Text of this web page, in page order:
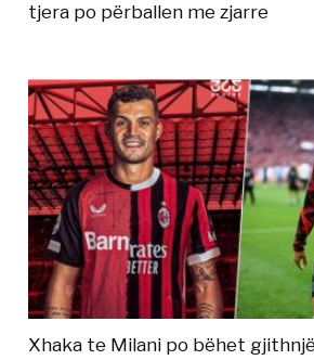
tjera po përballen me zjarre
Xhaka te Milani po bëhet